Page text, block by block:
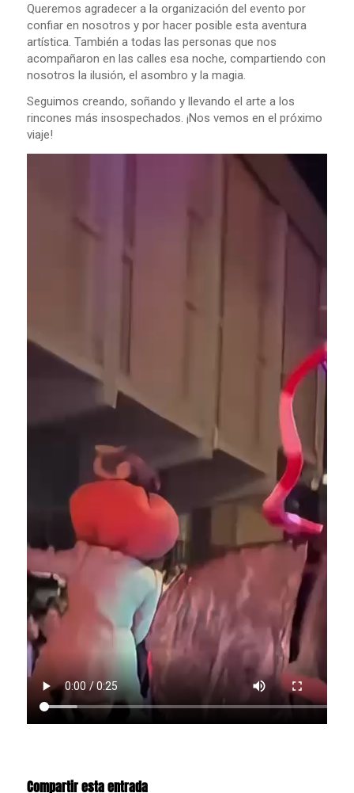
Queremos agradecer a la organización del evento por
confiar en nosotros y por hacer posible esta aventura
artística. También a todas las personas que nos
acompañaron en las calles esa noche, compartiendo con
nosotros la ilusión, el asombro y la magia.
Seguimos creando, soñando y llevando el arte a los
rincones más insospechados. ¡Nos vemos en el próximo
viaje!
Compartir esta entrada